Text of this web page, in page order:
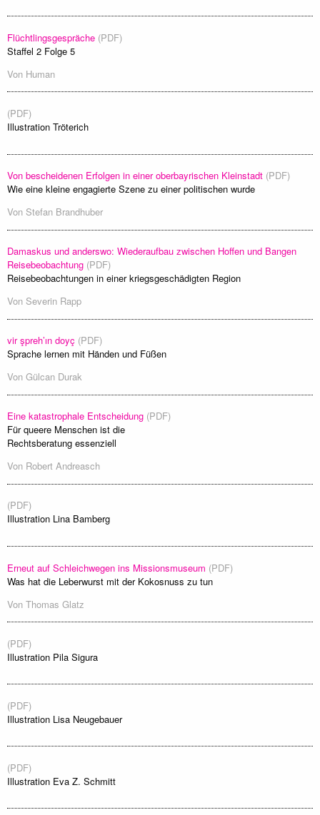
Flüchtlingsgespräche (PDF)
Staffel 2 Folge 5
Von Human
(PDF)
Illustration Tröterich
Von bescheidenen Erfolgen in einer oberbayrischen Kleinstadt (PDF)
Wie eine kleine engagierte Szene zu einer politischen wurde
Von Stefan Brandhuber
Damaskus und anderswo: Wiederaufbau zwischen Hoffen und Bangen
Reisebeobachtung (PDF)
Reisebeobachtungen in einer kriegsgeschädigten Region
Von Severin Rapp
vir şpreh’ın doyç (PDF)
Sprache lernen mit Händen und Füßen
Von Gülcan Durak
Eine katastrophale Entscheidung (PDF)
Für queere Menschen ist die
Rechtsberatung essenziell
Von Robert Andreasch
(PDF)
Illustration Lina Bamberg
Erneut auf Schleichwegen ins Missionsmuseum (PDF)
Was hat die Leberwurst mit der Kokosnuss zu tun
Von Thomas Glatz
(PDF)
Illustration Pila Sigura
(PDF)
Illustration Lisa Neugebauer
(PDF)
Illustration Eva Z. Schmitt